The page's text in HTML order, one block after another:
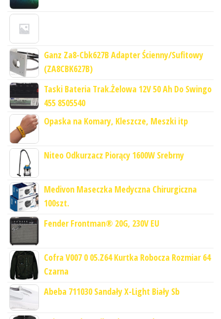
Ganz Za8-Cbk627B Adapter Ścienny/Sufitowy
(ZA8CBK627B)
Taski Bateria Trak.Żelowa 12V 50 Ah Do Swingo
455 8505540
Opaska na Komary, Kleszcze, Meszki itp
Niteo Odkurzacz Piorący 1600W Srebrny
Medivon Maseczka Medyczna Chirurgiczna
100szt.
Fender Frontman® 20G, 230V EU
Cofra V007 0 05.Z64 Kurtka Robocza Rozmiar 64
Czarna
Abeba 711030 Sandały X-Light Biały Sb